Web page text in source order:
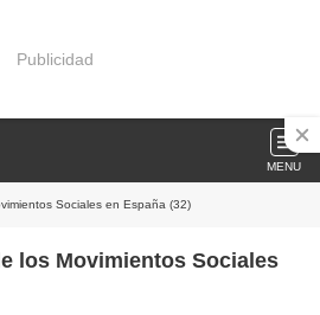
Publicidad
MENU
Sociales en España (32)
los Movimientos Sociales